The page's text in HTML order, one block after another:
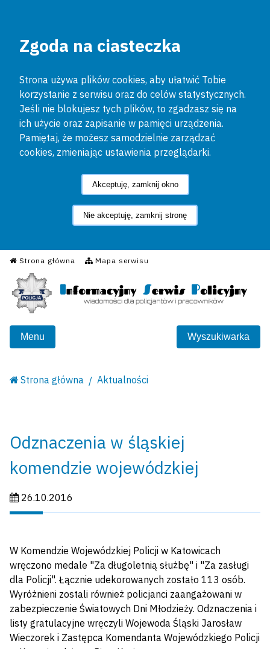
Zgoda na ciasteczka
Strona używa plików cookies, aby ułatwić Tobie
korzystanie z serwisu oraz do celów statystycznych.
Jeśli nie blokujesz tych plików, to zgadzasz się na
ich użycie oraz zapisanie w pamięci urządzenia.
Pamiętaj, że możesz samodzielnie zarządzać
cookies, zmieniając ustawienia przeglądarki.
Akceptuję, zamknij okno
Nie akceptuję, zamknij stronę
Strona główna Mapa serwisu
Informacyjny Serwis
Menu Wyszukiwarka
Strona główna Aktualności
Odznaczenia w śląskiej
komendzie wojewódzkiej
Data publikacji:
26.10.2016
W Komendzie Wojewódzkiej Policji w Katowicach
wręczono medale "Za długoletnią służbę" i "Za zasługi
dla Policji". Łącznie udekorowanych zostało 113 osób.
Wyróżnieni zostali również policjanci zaangażowani w
zabezpieczenie Światowych Dni Młodzieży. Odznaczenia i
listy gratulacyjne wręczyli Wojewoda Śląski Jarosław
Wieczorek i Zastępca Komendanta Wojewódzkiego Policji